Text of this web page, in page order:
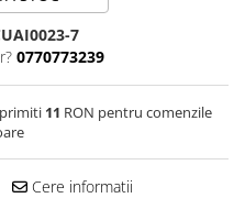
7
0770773239
11 RON pentru comenzile
Cere informatii